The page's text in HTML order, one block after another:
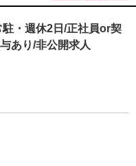
・週休2日/正社員or契
あり/非公開求人